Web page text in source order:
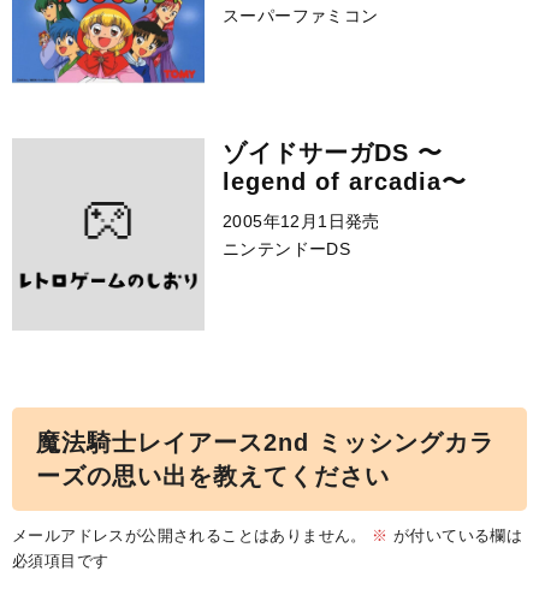
スーパーファミコン
ゾイドサーガDS 〜
legend of arcadia〜
2005年12月1日発売
ニンテンドーDS
魔法騎士レイアース2nd ミッシングカラ
ーズの思い出を教えてください
メールアドレスが公開されることはありません。 ※ が付いている欄は
必須項目です